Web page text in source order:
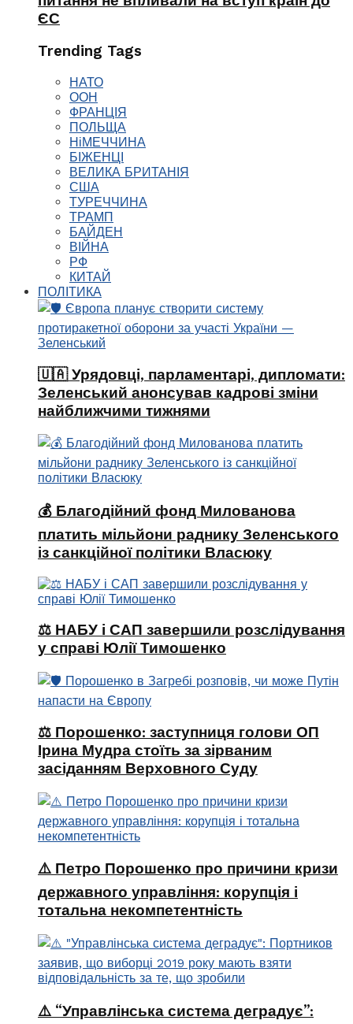
ЄС
Trending Tags
НАТО
ООН
ФРАНЦІЯ
ПОЛЬЩА
НіМЕЧЧИНА
БІЖЕНЦІ
ВЕЛИКА БРИТАНІЯ
США
ТУРЕЧЧИНА
ТРАМП
БАЙДЕН
ВІЙНА
РФ
КИТАЙ
ПОЛІТИКА
🇺🇦 Урядовці, парламентарі, дипломати:
Зеленський анонсував кадрові зміни
найближчими тижнями
💰 Благодійний фонд Милованова
платить мільйони раднику Зеленського
із санкційної політики Власюку
⚖️ НАБУ і САП завершили розслідування
у справі Юлії Тимошенко
⚖️ Порошенко: заступниця голови ОП
Ірина Мудра стоїть за зірваним
засіданням Верховного Суду
⚠️ Петро Порошенко про причини кризи
державного управління: корупція і
тотальна некомпетентність
⚠️ “Управлінська система деградує”: